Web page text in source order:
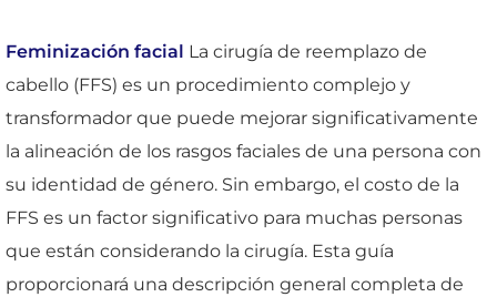
Feminización facial La cirugía de reemplazo de
cabello (FFS) es un procedimiento complejo y
transformador que puede mejorar significativamente
la alineación de los rasgos faciales de una persona con
su identidad de género. Sin embargo, el costo de la
FFS es un factor significativo para muchas personas
que están considerando la cirugía. Esta guía
proporcionará una descripción general completa de